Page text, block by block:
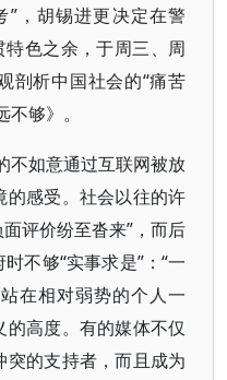
”，胡锡进更决定在警
特色之余，于周三、周
剖析中国社会的“痛苦
够》。
不如意通过互联网被放
的感受。社会以往的许
评价纷至沓来”，而后
不够“实事求是”：“一
在相对弱势的个人一
高度。有的媒体不仅
的支持者，而且成为